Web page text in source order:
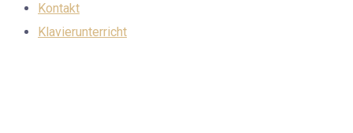
Kontakt
Klavierunterricht